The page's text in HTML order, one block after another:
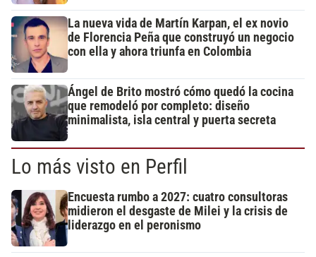
La nueva vida de Martín Karpan, el ex novio
de Florencia Peña que construyó un negocio
con ella y ahora triunfa en Colombia
Ángel de Brito mostró cómo quedó la cocina
que remodeló por completo: diseño
minimalista, isla central y puerta secreta
Lo más visto en Perfil
Encuesta rumbo a 2027: cuatro consultoras
midieron el desgaste de Milei y la crisis de
liderazgo en el peronismo